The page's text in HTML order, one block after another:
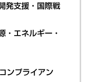
発支援・国際戦
・エネルギー・
ンプライアン